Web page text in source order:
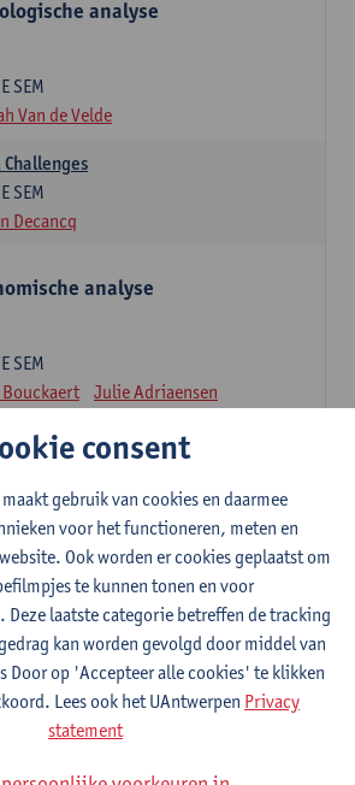
analyse
SEM
Van de Velde
SEM
Decancq
analyse
SEM
Julie Adriaensen
2E SEM
Van Caneghem Christine Lippens
methoden
en kansrekenen
SEM
Van der Veeken
consent
gebruik van cookies en daarmee
voor het functioneren, meten en
Ook worden er cookies geplaatst om
te kunnen tonen en voor
laatste categorie betreffen de tracking
kan worden gevolgd door middel van
Door op 'Accepteer alle cookies' te klikken
Lees ook het UAntwerpen Privacy
statement